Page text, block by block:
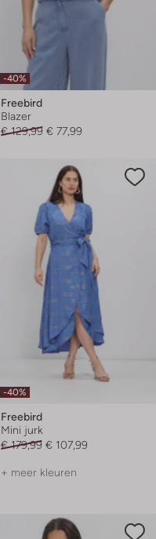
-40%
Freebird
Blazer
€ 129,99 € 77,99
-40%
Freebird
Mini jurk
€ 179,99 € 107,99
+ meer kleuren